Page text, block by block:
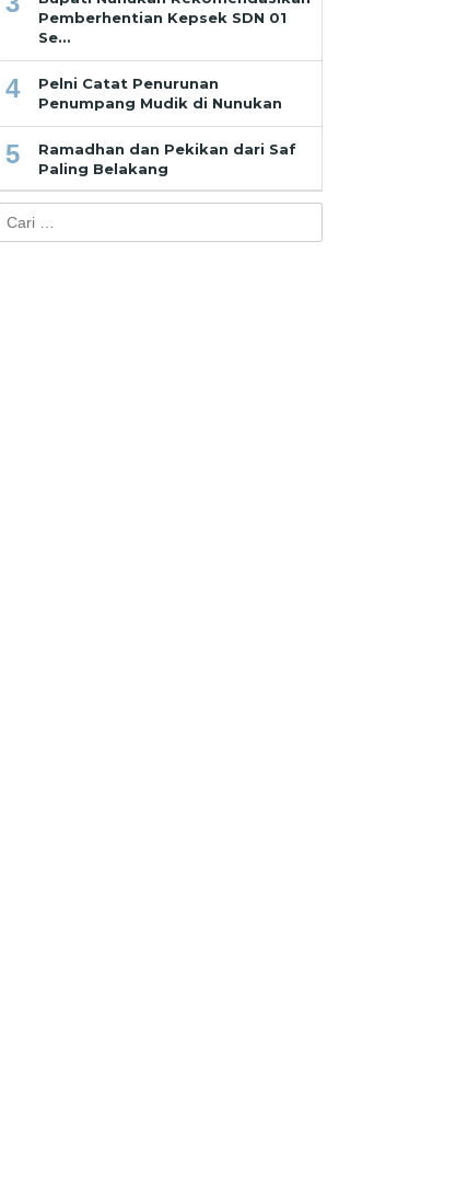
Pemberhentian Kepsek SDN 01
Se…
4
Pelni Catat Penurunan
Penumpang Mudik di Nunukan
5
Ramadhan dan Pekikan dari Saf
Paling Belakang
untuk: